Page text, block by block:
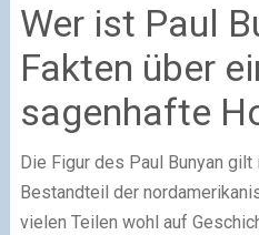
Wer ist Paul
Fakten über
sagenhafte
Die Figur des Paul Bunyan
Bestandteil der
vielen Teilen wohl auf